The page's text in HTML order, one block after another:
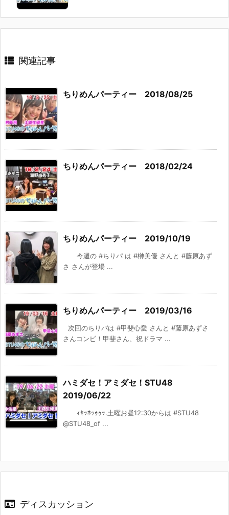
関連記事
ちりめんパーティー 2018/08/25
ちりめんパーティー 2018/02/24
ちりめんパーティー 2019/10/19
今週の #ちりパ は #榊美優 さんと #藤原あず
さ さんが登場 ...
ちりめんパーティー 2019/03/16
次回のちりパは #甲斐心愛 さんと #藤原あずさ
さんコンビ！甲斐さん、祝ドラマ ...
ハミダセ！アミダセ！STU48
2019/06/22
ｨﾔｯﾎｯｩｩｯ.土曜お昼12:30からは #STU48
@STU48_of ...
ディスカッション